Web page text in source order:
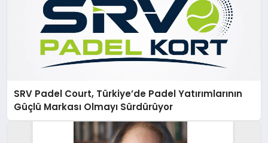
SRV Padel Court, Türkiye’de Padel Yatırımlarının
Güçlü Markası Olmayı Sürdürüyor